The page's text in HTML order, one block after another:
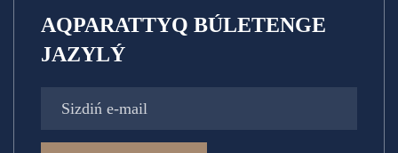
AQPARATTYQ BÚLETENGE
JAZYLÝ